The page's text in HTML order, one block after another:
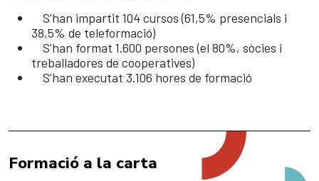
S'han impartit 104 cursos (61,5% presencials i
38,5% de teleformació)
S'han format 1.600 persones (el 80%, sòcies i
treballadores de cooperatives)
S'han executat 3.106 hores de formació
Formació a la carta